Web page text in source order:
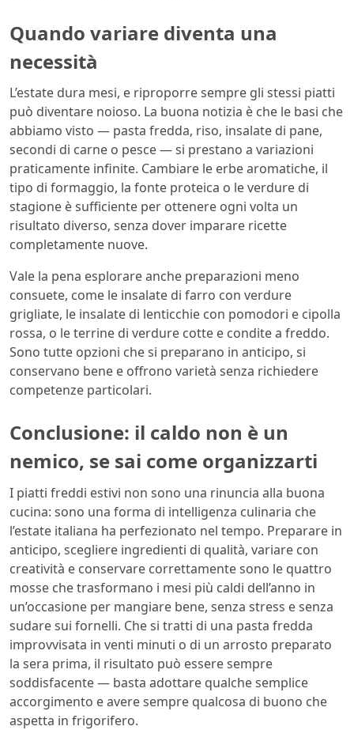
Quando variare diventa una
necessità
L’estate dura mesi, e riproporre sempre gli stessi piatti
può diventare noioso. La buona notizia è che le basi che
abbiamo visto — pasta fredda, riso, insalate di pane,
secondi di carne o pesce — si prestano a variazioni
praticamente infinite. Cambiare le erbe aromatiche, il
tipo di formaggio, la fonte proteica o le verdure di
stagione è sufficiente per ottenere ogni volta un
risultato diverso, senza dover imparare ricette
completamente nuove.
Vale la pena esplorare anche preparazioni meno
consuete, come le insalate di farro con verdure
grigliate, le insalate di lenticchie con pomodori e cipolla
rossa, o le terrine di verdure cotte e condite a freddo.
Sono tutte opzioni che si preparano in anticipo, si
conservano bene e offrono varietà senza richiedere
competenze particolari.
Conclusione: il caldo non è un
nemico, se sai come organizzarti
I piatti freddi estivi non sono una rinuncia alla buona
cucina: sono una forma di intelligenza culinaria che
l’estate italiana ha perfezionato nel tempo. Preparare in
anticipo, scegliere ingredienti di qualità, variare con
creatività e conservare correttamente sono le quattro
mosse che trasformano i mesi più caldi dell’anno in
un’occasione per mangiare bene, senza stress e senza
sudare sui fornelli. Che si tratti di una pasta fredda
improvvisata in venti minuti o di un arrosto preparato
la sera prima, il risultato può essere sempre
soddisfacente — basta adottare qualche semplice
accorgimento e avere sempre qualcosa di buono che
aspetta in frigorifero.